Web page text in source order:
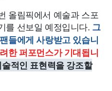
올림픽에서 예술과 스포
를 선보일 예정입니다. 그
들에게 사랑받고 있습니
한 퍼포먼스가 기대됩니
적인 표현력을 강조할